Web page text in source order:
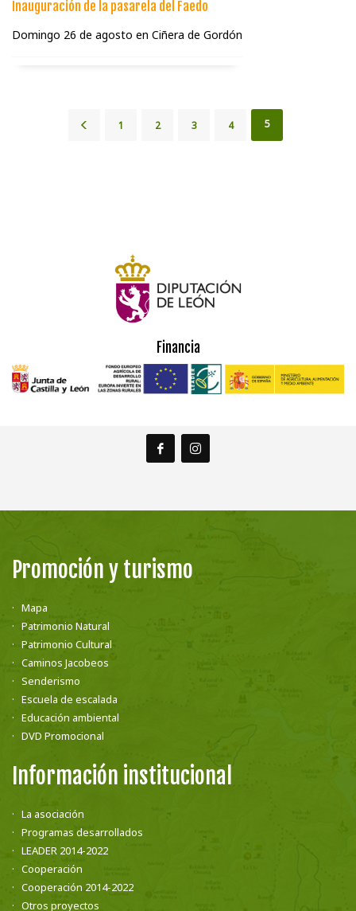
Inauguración de la pasarela del Faedo
Domingo 26 de agosto en Ciñera de Gordón
1 2 3 4 5
Financia
Promoción y turismo
Mapa
Patrimonio Natural
Patrimonio Cultural
Caminos Jacobeos
Senderismo
Escuela de escalada
Educación ambiental
DVD Promocional
Información institucional
La asociación
Programas desarrollados
LEADER 2014-2022
Cooperación
Cooperación 2014-2022
Otros proyectos